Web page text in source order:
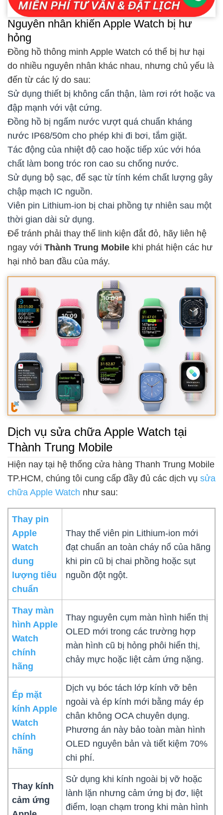
Nguyên nhân khiến Apple Watch bị hư
hỏng
Đồng hồ thông minh Apple Watch có thể bị hư hại
do nhiều nguyên nhân khác nhau, nhưng chủ yếu là
đến từ các lý do sau:
Sử dụng thiết bị không cẩn thận, làm rơi rớt hoặc va
đập mạnh với vật cứng.
Đồng hồ bị ngấm nước vượt quá chuẩn kháng
nước IP68/50m cho phép khi đi bơi, tắm giặt.
Tác động của nhiệt độ cao hoặc tiếp xúc với hóa
chất làm bong tróc ron cao su chống nước.
Sử dụng bộ sạc, đế sạc từ tính kém chất lượng gây
chập mạch IC nguồn.
Viên pin Lithium-ion bị chai phồng tự nhiên sau một
thời gian dài sử dụng.
Để tránh phải thay thế linh kiện đắt đỏ, hãy liên hệ
ngay với Thành Trung Mobile khi phát hiện các hư
hại nhỏ ban đầu của máy.
Dịch vụ sửa chữa Apple Watch tại
Thành Trung Mobile
Hiện nay tại hệ thống cửa hàng Thanh Trung Mobile
TP.HCM, chúng tôi cung cấp đầy đủ các dịch vụ sửa
chữa Apple Watch như sau:
Thay pin
Apple
Watch
dung
lượng tiêu
chuẩn
Thay thế viên pin Lithium-ion mới
đạt chuẩn an toàn cháy nổ của hãng
khi pin cũ bị chai phồng hoặc sụt
nguồn đột ngột.
Thay màn
hình Apple
Watch
chính
hãng
Thay nguyên cụm màn hình hiển thị
OLED mới trong các trường hợp
màn hình cũ bị hỏng phôi hiển thị,
chảy mực hoặc liệt cảm ứng nặng.
Ép mặt
kính Apple
Watch
chính
hãng
Dịch vụ bóc tách lớp kính vỡ bên
ngoài và ép kính mới bằng máy ép
chân không OCA chuyên dụng.
Phương án này bảo toàn màn hình
OLED nguyên bản và tiết kiệm 70%
chi phí.
Thay kính
cảm ứng
Sử dụng khi kính ngoài bị vỡ hoặc
lành lặn nhưng cảm ứng bị đơ, liệt
điểm, loạn chạm trong khi màn hình